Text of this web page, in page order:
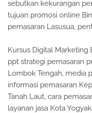
sebutkan kekurangan
tujuan promosi online
pemasaran Lasusua,
Kursus Digital
ppt strategi pemasaran
Lombok Tengah, media
informasi pemasaran
Tanah Laut, cara
layanan jasa Kota